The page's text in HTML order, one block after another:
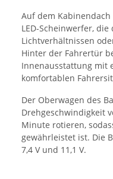
Auf dem
LED-Scheinwerfer,
Lichtverhältnissen
Hinter der Fahrertür
Innenausstattung mit
komfortablen
Der Oberwagen des
Drehgeschwindigkeit
Minute rotieren,
gewährleistet ist. Die
7,4 V und 11,1 V.